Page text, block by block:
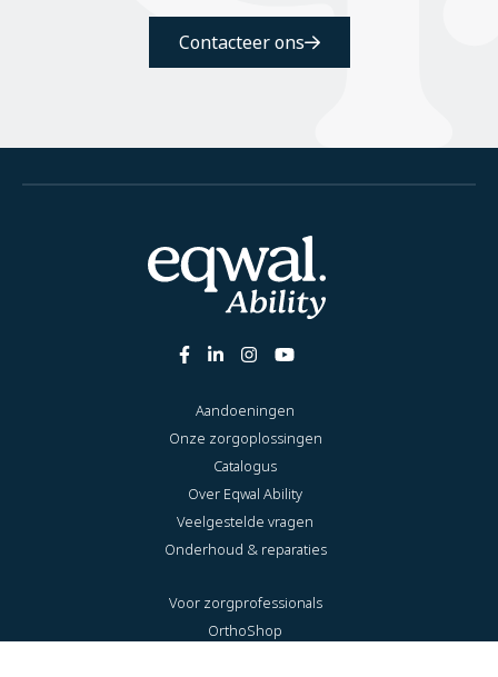
Contacteer ons
Aandoeningen
Onze zorgoplossingen
Catalogus
Over Eqwal Ability
Veelgestelde vragen
Onderhoud & reparaties
Voor zorgprofessionals
OrthoShop